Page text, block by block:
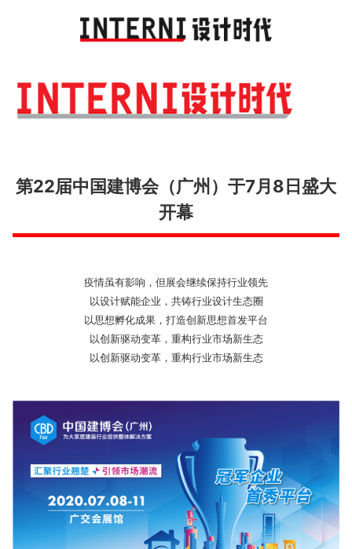
第22届中国建博会（广州）于7月8日盛大
开幕
疫情虽有影响，但展会继续保持行业领先
以设计赋能企业，共铸行业设计生态圈
以思想孵化成果，打造创新思想首发平台
以创新驱动变革，重构行业市场新生态
以创新驱动变革，重构行业市场新生态